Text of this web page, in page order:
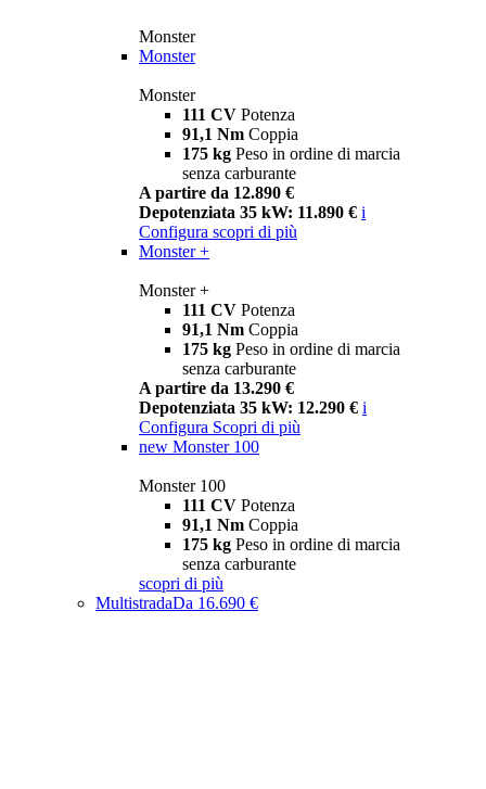
Monster
Monster
Monster
111 CV Potenza
91,1 Nm Coppia
175 kg Peso in ordine di marcia
senza carburante
A partire da 12.890 €
Depotenziata 35 kW: 11.890 € i
Configura scopri di più
Monster +
Monster +
111 CV Potenza
91,1 Nm Coppia
175 kg Peso in ordine di marcia
senza carburante
A partire da 13.290 €
Depotenziata 35 kW: 12.290 € i
Configura Scopri di più
new Monster 100
Monster 100
111 CV Potenza
91,1 Nm Coppia
175 kg Peso in ordine di marcia
senza carburante
scopri di più
MultistradaDa 16.690 €